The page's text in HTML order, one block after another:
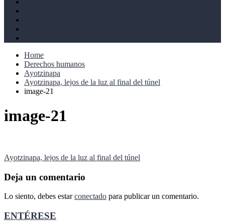
Home
Derechos humanos
Ayotzinapa
Ayotzinapa, lejos de la luz al final del túnel
image-21
image-21
Navegación
de
entradas
Ayotzinapa, lejos de la luz al final del túnel
Deja un comentario
Lo siento, debes estarconectado para publicar un comentario.
ENTÉRESE